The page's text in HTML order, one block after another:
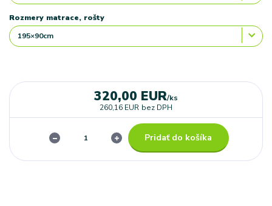
Rozmery matrace, rošty
320,00 EUR/ks
260,16 EUR bez DPH
Pridať do košíka